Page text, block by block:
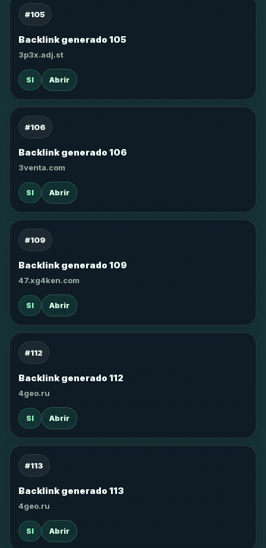
#105
Backlink generado 105
3p3x.adj.st
SI Abrir
#106
Backlink generado 106
3venta.com
SI Abrir
#109
Backlink generado 109
47.xg4ken.com
SI Abrir
#112
Backlink generado 112
4geo.ru
SI Abrir
#113
Backlink generado 113
4geo.ru
SI Abrir